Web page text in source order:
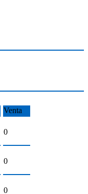
Venta
0
0
0